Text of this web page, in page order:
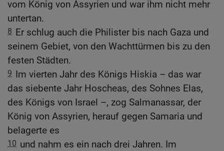
vom König von Assyrien und war ihm nicht mehr
untertan.
8 Er schlug auch die Philister bis nach Gaza und
seinem Gebiet, von den Wachttürmen bis zu den
festen Städten.
9 Im vierten Jahr des Königs Hiskia – das war
das siebente Jahr Hoscheas, des Sohnes Elas,
des Königs von Israel –, zog Salmanassar, der
König von Assyrien, herauf gegen Samaria und
belagerte es
10 und nahm es ein nach drei Jahren. Im